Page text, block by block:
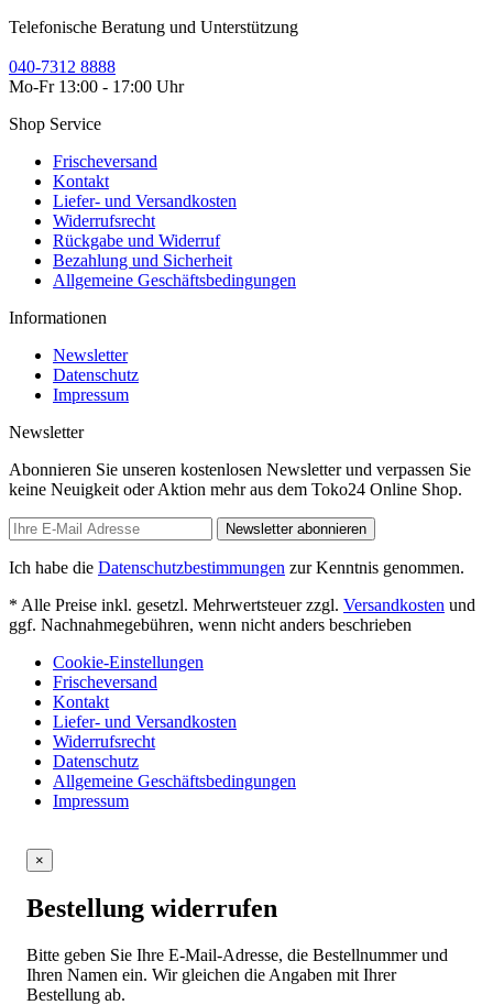
Telefonische Beratung und Unterstützung
040-7312 8888
Mo-Fr 13:00 - 17:00 Uhr
Shop Service
Frischeversand
Kontakt
Liefer- und Versandkosten
Widerrufsrecht
Rückgabe und Widerruf
Bezahlung und Sicherheit
Allgemeine Geschäftsbedingungen
Informationen
Newsletter
Datenschutz
Impressum
Newsletter
Abonnieren Sie unseren kostenlosen Newsletter und verpassen Sie
keine Neuigkeit oder Aktion mehr aus dem Toko24 Online Shop.
Newsletter abonnieren
Ich habe die Datenschutzbestimmungen zur Kenntnis genommen.
* Alle Preise inkl. gesetzl. Mehrwertsteuer zzgl. Versandkosten und
ggf. Nachnahmegebühren, wenn nicht anders beschrieben
Cookie-Einstellungen
Frischeversand
Kontakt
Liefer- und Versandkosten
Widerrufsrecht
Datenschutz
Allgemeine Geschäftsbedingungen
Impressum
×
Bestellung widerrufen
Bitte geben Sie Ihre E-Mail-Adresse, die Bestellnummer und
Ihren Namen ein. Wir gleichen die Angaben mit Ihrer
Bestellung ab.